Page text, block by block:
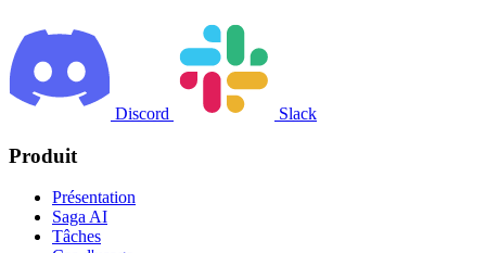
Discord Slack
Produit
Présentation
Saga AI
Tâches